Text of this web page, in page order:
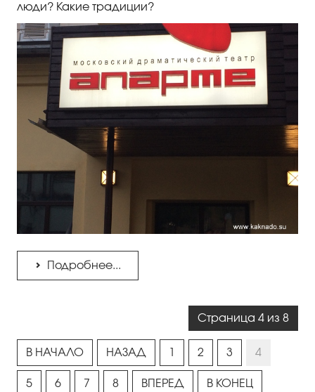
люди? Какие традиции?
Подробнее...
Страница 4 из 8
В НАЧАЛО НАЗАД 2 3 4
5 6 7 8 ВПЕРЕД В КОНЕЦ